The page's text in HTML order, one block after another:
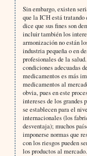
Sin embargo, existen
que la ICH está tratando
dice que sus fines son
incluir también los
armonización no están
industria pequeña o en
profesionales de la
condiciones adecuadas
medicamentos es más
medicamentos al
obvia, pues en este
intereses de los grandes
se establecen para el
internacionales (los
desventaja); muchos
imponerse normas que
con los riesgos pueden
los productos al